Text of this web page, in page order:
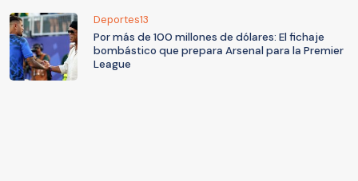
Deportes13
Por más de 100 millones de dólares: El fichaje
bombástico que prepara Arsenal para la Premier
League